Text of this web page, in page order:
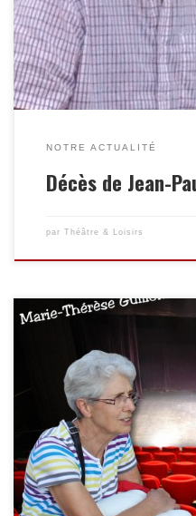
cérémonie religieuse sera
10h30 à l’église de Basse-
NOTRE ACTUALITÉ
Décès de Jean-
par Théâtre & Loisirs
Nous venons d’apprendre
Guillonneau nous a quitté
comédienne et participait à
la création de Théâtre et
souffleuse, maquilleuse,
son mari Joseph qui a été le
2004. Les obsèques de